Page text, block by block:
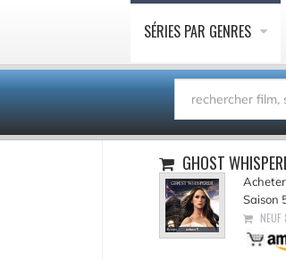
SÉRIES PAR GENRES
GHOST
Saison